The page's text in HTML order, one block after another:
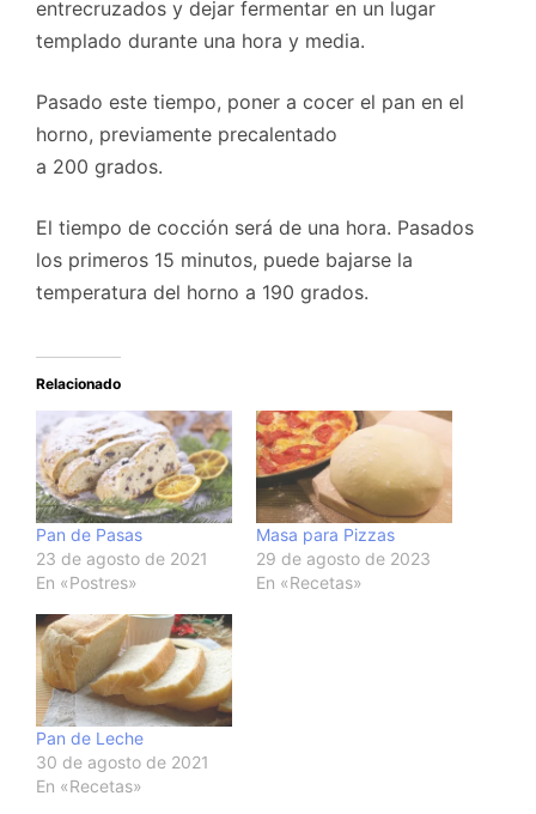
entrecruzados y dejar fermentar en un lugar
templado durante una hora y media.
Pasado este tiempo, poner a cocer el pan en el
horno, previamente precalentado
a 200 grados.
El tiempo de cocción será de una hora. Pasados
los primeros 15 minutos, puede bajarse la
temperatura del horno a 190 grados.
Relacionado
Pan de Pasas
23 de agosto de 2021
En «Postres»
Masa para Pizzas
29 de agosto de 2023
En «Recetas»
Pan de Leche
30 de agosto de 2021
En «Recetas»